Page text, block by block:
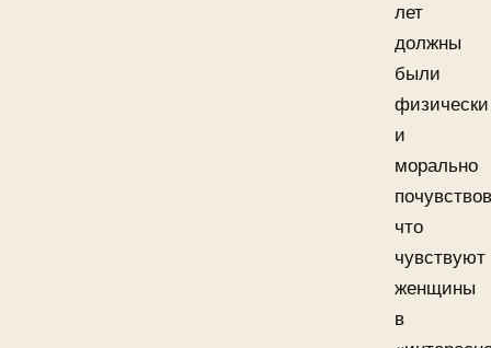
лет
должны
были
физически
и
морально
что
чувствуют
женщины
в